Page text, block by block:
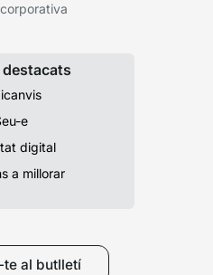
e
digital
a millorar
te al butlletí